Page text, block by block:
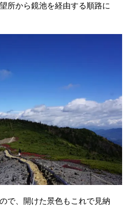
所から鏡池を経由する順路に
で、開けた景色もこれで見納